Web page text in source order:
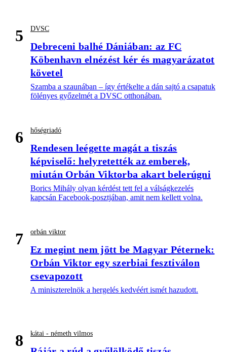
5 DVSC
Debreceni balhé Dániában: az FC
Köbenhavn elnézést kér és magyarázatot
követel
Szamba a szaunában – így értékelte a dán sajtó a csapatuk
fölényes győzelmét a DVSC otthonában.
6 hőségriadó
Rendesen leégette magát a tiszás
képviselő: helyretették az emberek,
miután Orbán Viktorba akart belerúgni
Borics Mihály olyan kérdést tett fel a válságkezelés
kapcsán Facebook-posztjában, amit nem kellett volna.
7 orbán viktor
Ez megint nem jött be Magyar Péternek:
Orbán Viktor egy szerbiai fesztiválon
csevapozott
A miniszterelnök a hergelés kedvéért ismét hazudott.
8 kátai - németh vilmos